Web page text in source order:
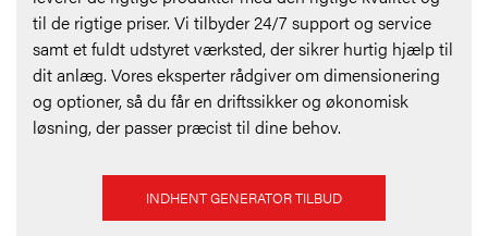
til de rigtige priser. Vi tilbyder 24/7 support og service
samt et fuldt udstyret værksted, der sikrer hurtig hjælp til
dit anlæg. Vores eksperter rådgiver om dimensionering
og optioner, så du får en driftssikker og økonomisk
løsning, der passer præcist til dine behov.
INDHENT GENERATOR TILBUD